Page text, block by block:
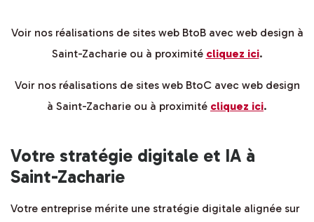
Voir nos réalisations de sites web BtoB avec web design à
Saint-Zacharie ou à proximité cliquez ici.
Voir nos réalisations de sites web BtoC avec web design
à Saint-Zacharie ou à proximité cliquez ici.
Votre stratégie digitale et IA à
Saint-Zacharie
Votre entreprise mérite une stratégie digitale alignée sur